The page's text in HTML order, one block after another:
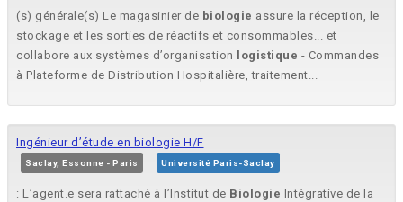
(s) générale(s) Le magasinier de biologie assure la réception, le
stockage et les sorties de réactifs et consommables... et
collabore aux systèmes d’organisation
logistique - Commandes
à Plateforme de Distribution Hospitalière, traitement...
Ingénieur d’étude en biologie H/F
Saclay, Essonne - Paris Université Paris-Saclay
: L’agent.e sera rattaché à l’Institut de Biologie Intégrative de la